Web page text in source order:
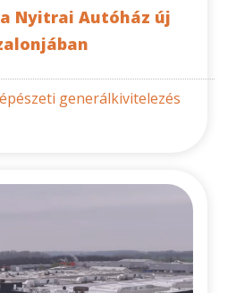
Nyitrai Autóház új
generálkivitelezés